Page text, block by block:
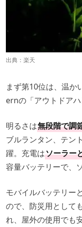
出典： 楽天
まず第10位は、温
ernの「アウトドア
明るさは無段階で調
ブルランタン、テン
躍。充電はソーラー
容量バッテリーで、
モバイルバッテリー
ので、防災用として
れ、屋外の使用でも